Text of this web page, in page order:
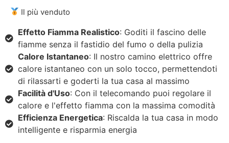
Il più venduto
Effetto Fiamma Realistico: Goditi il fascino delle
fiamme senza il fastidio del fumo o della pulizia
Calore Istantaneo: Il nostro camino elettrico offre
calore istantaneo con un solo tocco, permettendoti
di rilassarti e goderti la tua casa al massimo
Facilità d'Uso: Con il telecomando puoi regolare il
calore e l'effetto fiamma con la massima comodità
Efficienza Energetica: Riscalda la tua casa in modo
intelligente e risparmia energia